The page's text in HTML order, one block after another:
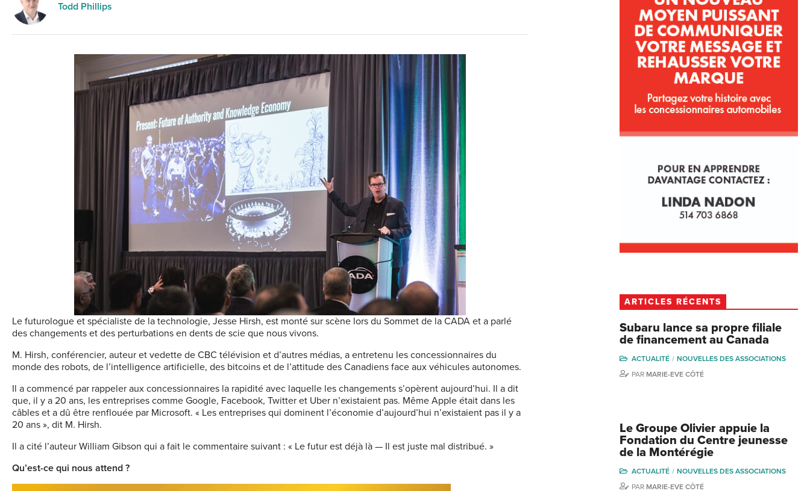
Todd Phillips
Le futurologue et spécialiste de la technologie, Jesse Hirsh, est monté sur scène lors du Sommet de la CADA et a parlé
des changements et des perturbations en dents de scie que nous vivons.
M. Hirsh, conférencier, auteur et vedette de CBC télévision et d’autres médias, a entretenu les concessionnaires du
monde des robots, de l’intelligence artificielle, des bitcoins et de l’attitude des Canadiens face aux véhicules autonomes.
Il a commencé par rappeler aux concessionnaires la rapidité avec laquelle les changements s’opèrent aujourd’hui. Il a dit
que, il y a 20 ans, les entreprises comme Google, Facebook, Twitter et Uber n’existaient pas. Même Apple était dans les
câbles et a dû être renflouée par Microsoft. « Les entreprises qui dominent l’économie d’aujourd’hui n’existaient pas il y a
20 ans », dit M. Hirsh.
Il a cité l’auteur William Gibson qui a fait le commentaire suivant : « Le futur est déjà là — Il est juste mal distribué. »
Qu’est-ce qui nous attend ?
ARTICLES RÉCENTS
Subaru lance sa propre filiale
de financement au Canada
ACTUALITÉ
NOUVELLES DES ASSOCIATIONS
PAR MARIE-EVE CÔTÉ
Le Groupe Olivier appuie la
Fondation du Centre jeunesse
de la Montérégie
ACTUALITÉ
NOUVELLES DES ASSOCIATIONS
PAR MARIE-EVE CÔTÉ